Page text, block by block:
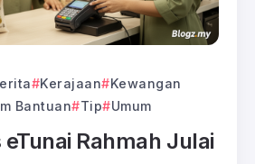
Kerajaan
Kewangan
Bantuan Tip Umum
Rahmah Julai